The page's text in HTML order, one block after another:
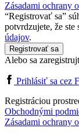
Zásadami ochrany
“Registrovať sa”
potvrdzujete, že ste
údajov.
Registrovať sa
Alebo sa
Prihlásiť sa cez
Registráciou
Obchodnými
Zásadami ochrany